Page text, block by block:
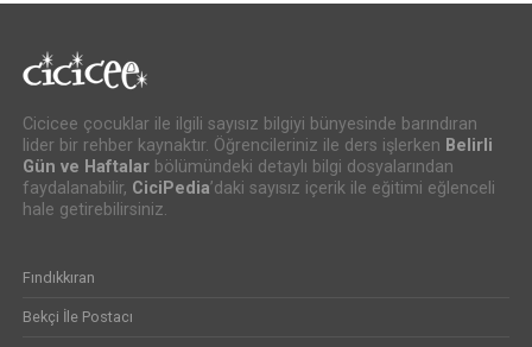
Cicicee çocuklar ile ilgili sayısız bilgiyi bünyesinde barındıran
lider bir rehber kaynaktır. Öğrencileriniz ile ders işlerken Belirli
Gün ve Haftalarbölümündeki detaylı bilgi dosyalarından
faydalanabilir, CiciPedia’daki sayısız içerik ile eğitimi eğlenceli
hale getirebilirsiniz.
Fındıkkıran
Bekçi İle Postacı